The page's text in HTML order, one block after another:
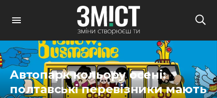
Автопарк кольору осені:
полтавські перевізники мають